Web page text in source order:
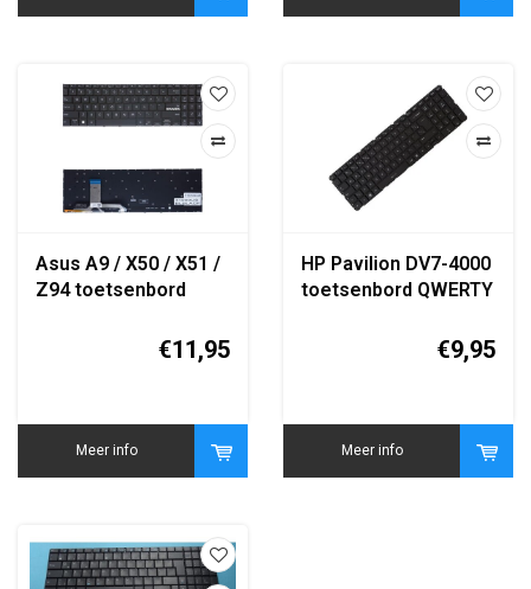
Asus A9 / X50 / X51 /
Z94 toetsenbord
€11,95
Meer info
HP Pavilion DV7-4000
toetsenbord QWERTY
€9,95
Meer info